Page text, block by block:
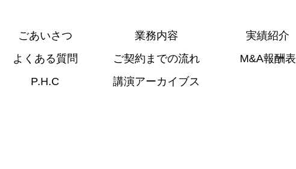
ごあいさつ 業務内容 実績紹介
よくある質問 ご契約までの流れ M&A報酬表
P.H.C 講演アーカイブス